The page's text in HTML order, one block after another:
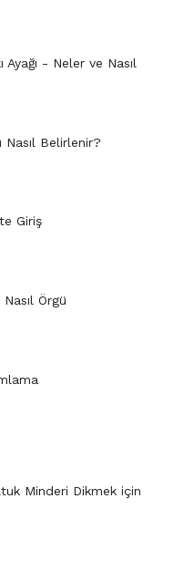
Ayağı - Neler ve Nasıl
Nasıl Belirlenir?
Giriş
Örgü
Minderi Dikmek için